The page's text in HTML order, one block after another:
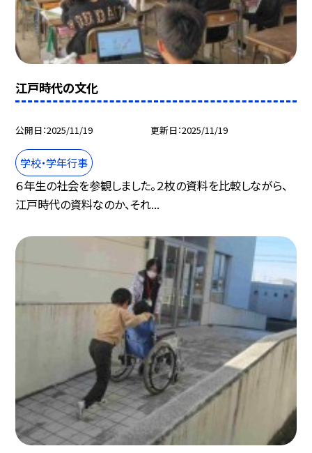
江戸時代の文化
公開日 2025/11/19 更新日 2025/11/19
学校・学年行事
６年生の社会を参観しました。２枚の資料を比較しながら、
江戸時代の資料なのか、それ...